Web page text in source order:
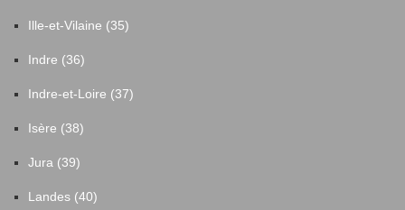
Ille-et-Vilaine (35)
Indre (36)
Indre-et-Loire (37)
Isère (38)
Jura (39)
Landes (40)